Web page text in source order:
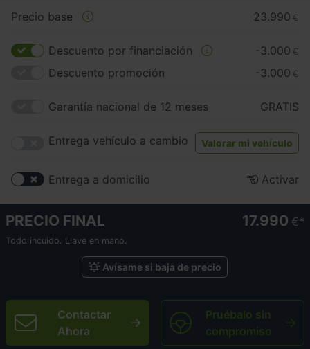
Precio base 23.990 €
Descuento por financiación -3.000 €
Descuento promoción -3.000 €
Garantía nacional de 12 meses GRATIS
Entrega vehículo a cambio Valorar mi vehículo
Entrega a domicilio Activar
PRECIO FINAL 17.990 €
Todo incuido. Llave en mano.
Avísame si baja de precio
Contactar
Ahora
Pruébalo sin
compromiso